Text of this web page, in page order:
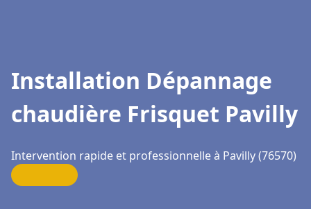
Installation Dépannage
chaudière Frisquet Pavilly
Intervention rapide et professionnelle à Pavilly (76570)